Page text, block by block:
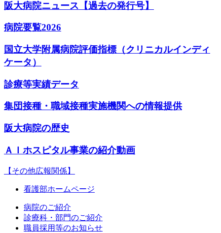
阪大病院ニュース【過去の発行号】
病院要覧2026
国立大学附属病院評価指標（クリニカルインディ
ケータ）
診療等実績データ
集団接種・職域接種実施機関への情報提供
阪大病院の歴史
ＡＩホスピタル事業の紹介動画
【その他広報関係】
看護部ホームページ
病院のご紹介
診療科・部門のご紹介
職員採用等のお知らせ